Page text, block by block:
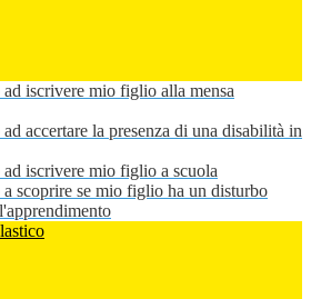
iscrivere mio figlio alla mensa
accertare la presenza di una disabilità in
iscrivere mio figlio a scuola
scoprire se mio figlio ha un disturbo